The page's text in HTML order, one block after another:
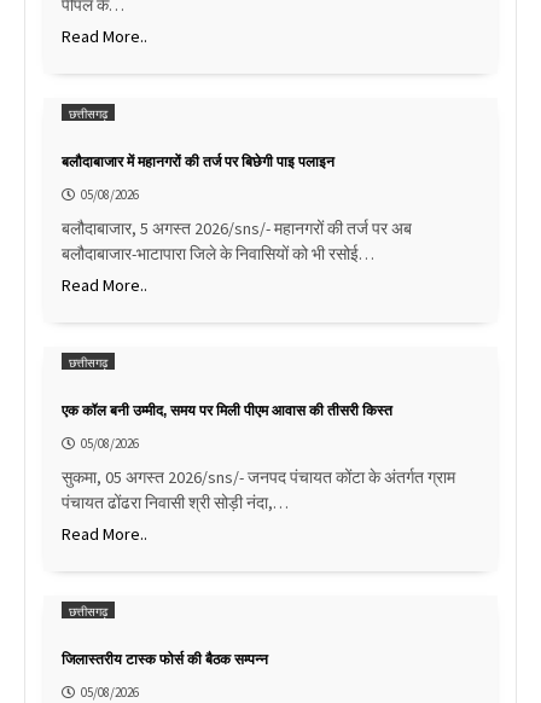
पीपल के…
Read More..
छत्तीसगढ़
बलौदाबाजार में महानगरों की तर्ज पर बिछेगी पाइ पलाइन
05/08/2026
बलौदाबाजार, 5 अगस्त 2026/sns/- महानगरों की तर्ज पर अब
बलौदाबाजार-भाटापारा जिले के निवासियों को भी रसोई…
Read More..
छत्तीसगढ़
एक कॉल बनी उम्मीद, समय पर मिली पीएम आवास की तीसरी किस्त
05/08/2026
सुकमा, 05 अगस्त 2026/sns/- जनपद पंचायत कोंटा के अंतर्गत ग्राम
पंचायत ढोंढरा निवासी श्री सोड़ी नंदा,…
Read More..
छत्तीसगढ़
जिलास्तरीय टास्क फोर्स की बैठक सम्पन्न
05/08/2026